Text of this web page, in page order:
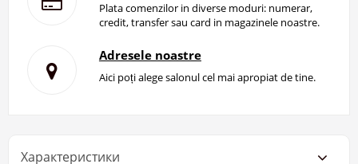
Plata comenzilor in diverse moduri: numerar,
credit, transfer sau card in magazinele noastre.
Adresele noastre
Aici poți alege salonul cel mai apropiat de tine.
Характеристики